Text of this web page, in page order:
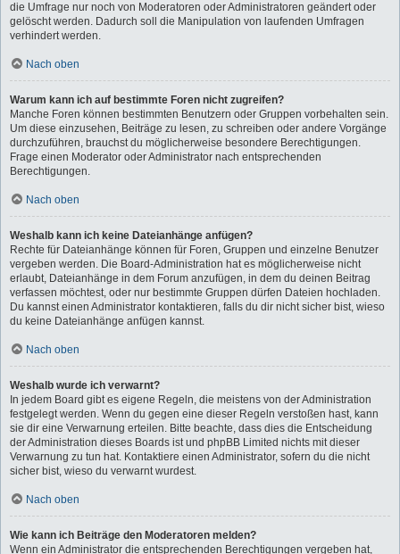
die Umfrage nur noch von Moderatoren oder Administratoren geändert oder
gelöscht werden. Dadurch soll die Manipulation von laufenden Umfragen
verhindert werden.
Nach oben
Warum kann ich auf bestimmte Foren nicht zugreifen?
Manche Foren können bestimmten Benutzern oder Gruppen vorbehalten sein.
Um diese einzusehen, Beiträge zu lesen, zu schreiben oder andere Vorgänge
durchzuführen, brauchst du möglicherweise besondere Berechtigungen.
Frage einen Moderator oder Administrator nach entsprechenden
Berechtigungen.
Nach oben
Weshalb kann ich keine Dateianhänge anfügen?
Rechte für Dateianhänge können für Foren, Gruppen und einzelne Benutzer
vergeben werden. Die Board-Administration hat es möglicherweise nicht
erlaubt, Dateianhänge in dem Forum anzufügen, in dem du deinen Beitrag
verfassen möchtest, oder nur bestimmte Gruppen dürfen Dateien hochladen.
Du kannst einen Administrator kontaktieren, falls du dir nicht sicher bist, wieso
du keine Dateianhänge anfügen kannst.
Nach oben
Weshalb wurde ich verwarnt?
In jedem Board gibt es eigene Regeln, die meistens von der Administration
festgelegt werden. Wenn du gegen eine dieser Regeln verstoßen hast, kann
sie dir eine Verwarnung erteilen. Bitte beachte, dass dies die Entscheidung
der Administration dieses Boards ist und phpBB Limited nichts mit dieser
Verwarnung zu tun hat. Kontaktiere einen Administrator, sofern du die nicht
sicher bist, wieso du verwarnt wurdest.
Nach oben
Wie kann ich Beiträge den Moderatoren melden?
Wenn ein Administrator die entsprechenden Berechtigungen vergeben hat,